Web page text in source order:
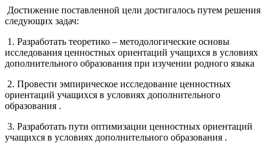
Достижение поставленной цели достигалось путем решения
следующих задач:
1. Разработать теоретико – методологические основы
исследования ценностных ориентаций учащихся в условиях
дополнительного образования при изучении родного языка
2. Провести эмпирическое исследование ценностных
ориентаций учащихся в условиях дополнительного
образования .
3. Разработать пути оптимизации ценностных ориентаций
учащихся в условиях дополнительного образования .